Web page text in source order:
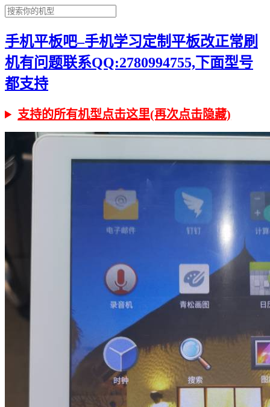
手机平板吧–手机学习定制平板改正常刷
机有问题联系QQ:2780994755,下面型号
都支持
支持的所有机型点击这里(再次点击隐藏)